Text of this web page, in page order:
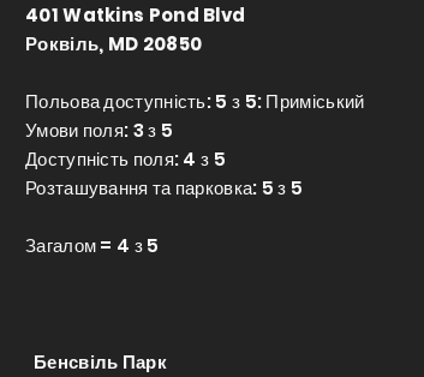
401 Watkins Pond Blvd
Роквіль, MD 20850
Польова доступність: 5 з 5: Приміський
Умови поля: 3 з 5
Доступність поля: 4 з 5
Розташування та парковка: 5 з 5
Загалом = 4 з 5
Бенсвіль Парк